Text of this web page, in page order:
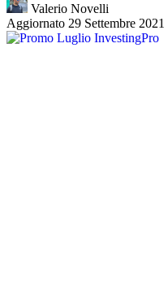
Valerio Novelli
Aggiornato 29 Settembre 2021